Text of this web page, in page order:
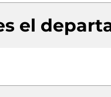
el